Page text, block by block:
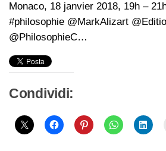
Monaco, 18 janvier 2018, 19h –
#philosophie @MarkAlizart
@PhilosophieC…
Condividi: